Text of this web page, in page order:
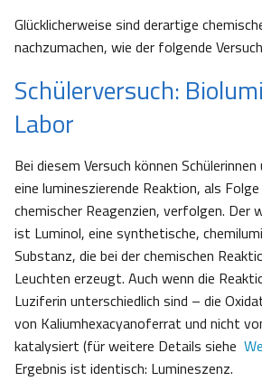
Glücklicherweise sind derartige
nachzumachen, wie der folgende
Schülerversuch:
Labor
Bei diesem Versuch können
eine lumineszierende Reaktion, als
chemischer Reagenzien, verfolgen.
ist Luminol, eine synthetische,
Substanz, die bei der chemischen
Leuchten erzeugt. Auch wenn die
Luziferin unterschiedlich sind – die
von Kaliumhexacyanoferrat und nicht
katalysiert (für weitere Details siehe
Ergebnis ist identisch: Lumineszenz.